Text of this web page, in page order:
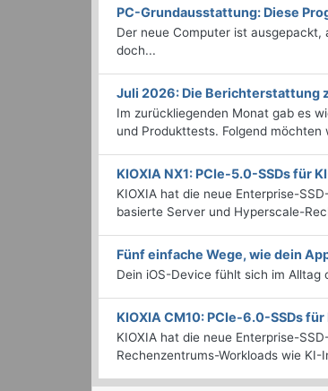
PC-Grundausstattung: Diese
Der neue Computer ist
doch...
Juli 2026: Die Bericht­erstattung
Im zurückliegenden Monat gab es
und Produkttests. Folgend möchten
KIOXIA NX1: PCIe-5.0-SSDs für
KIOXIA hat die neue Enterprise-
basierte Server und Hyperscale-
Fünf einfache Wege, wie dein
Dein iOS-Device fühlt sich im
KIOXIA CM10: PCIe-6.0-SSDs
KIOXIA hat die neue Enterprise-
Rechenzentrums-Workloads wie